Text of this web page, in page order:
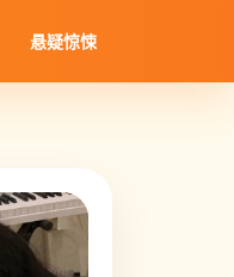
悬疑惊悚